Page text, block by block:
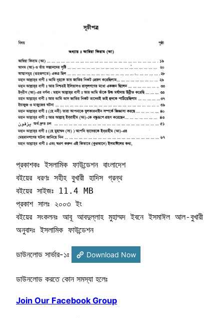
প্রকাশকঃ ইসলামিক ফাউন্ডেশন বাংলাদেশ
বইয়ের ধরণঃ সহীহ বুখারী হাদিস গ্রন্থ
বইয়ের সাইজঃ 11.4 MB
প্রকাশ সালঃ ২০০৩ ইং
বইয়ের সংকলনঃ আবূ আবদুল্লাহ মুহাম্মদ ইবনে ইসমাঈল আল-বুখারী
অনুবাদঃ ইসলামিক ফাউন্ডেশন
ডাউনলোড সার্ভার-১ঃ Download Now
ডাউনলোড করতে কোন সমস্যা হলেঃ
Join Our Facebook Group